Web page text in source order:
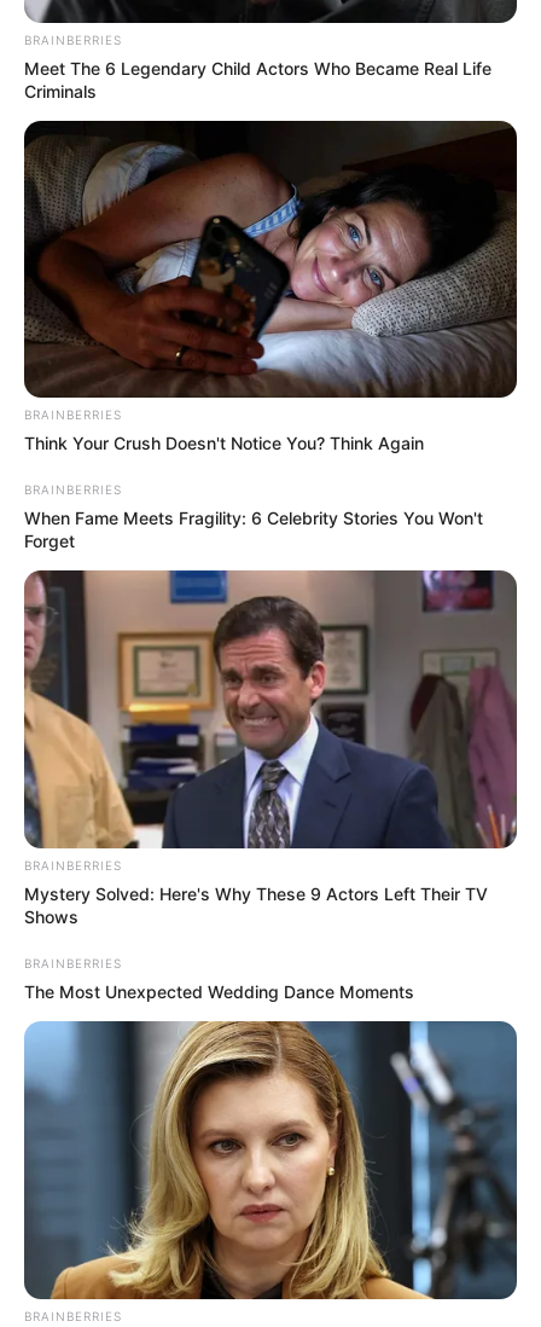
BRAINBERRIES
Meet The 6 Legendary Child Actors Who Became Real Life
Criminals
BRAINBERRIES
Think Your Crush Doesn't Notice You? Think Again
BRAINBERRIES
When Fame Meets Fragility: 6 Celebrity Stories You Won't
Forget
BRAINBERRIES
Mystery Solved: Here's Why These 9 Actors Left Their TV
Shows
BRAINBERRIES
The Most Unexpected Wedding Dance Moments
BRAINBERRIES